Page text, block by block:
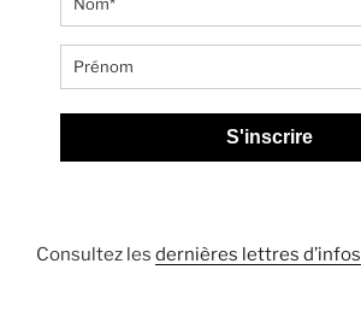
S'inscrire
Consultez les dernières lettres d’infos